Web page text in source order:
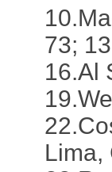
73;
16.Al
Lima,